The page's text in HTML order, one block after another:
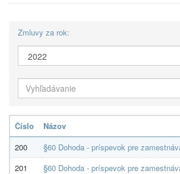
Zmluvy za rok:
Číslo
Názov
200
§60 Dohoda - príspevok pre
201
§60 Dohoda - príspevok pre